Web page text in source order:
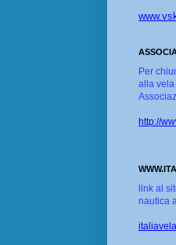
Per
alla
http://
link al
nautica
italiavela